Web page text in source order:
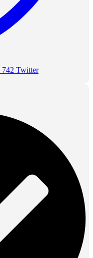
742 Twitter